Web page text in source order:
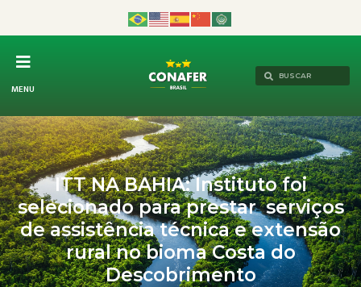
MENU
ITT NA BAHIA: Instituto foi
selecionado para prestar serviços
de assistência técnica e extensão
rural no bioma Costa do
Descobrimento